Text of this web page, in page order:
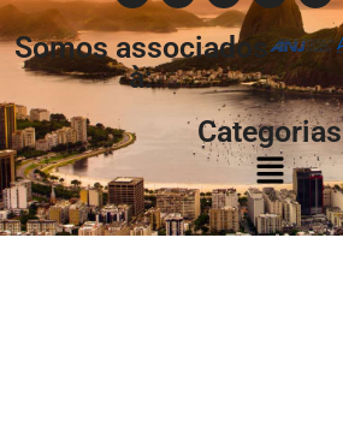
Somos associados
à:
Categorias